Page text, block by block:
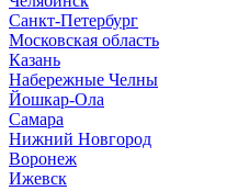
Санкт-Петербург
Московская область
Казань
Набережные Челны
Йошкар-Ола
Самара
Нижний Новгород
Воронеж
Ижевск